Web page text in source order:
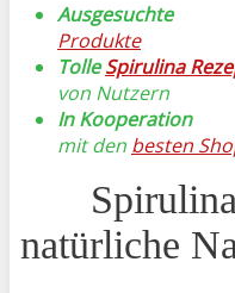
Ausgesuchte
Produkte
TolleSpirulina
von Nutzern
In Kooperation
mit den besten
natürliche